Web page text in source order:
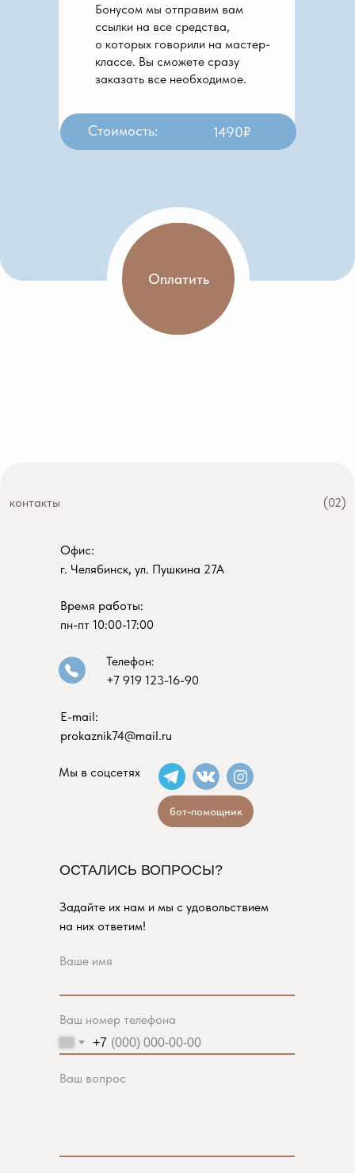
Бонусом мы отправим вам
ссылки на все средства,
о которых говорили на мастер-
классе. Вы сможете сразу
заказать все необходимое.
1490₽
Стоимость:
Оплатить
(02)
ОСТАЛИСЬ ВОПРОСЫ?
контакты
Мы в соцсетях
Задайте их нам и мы с удовольствием
на них ответим!
Офис:
г. Челябинск, ул. Пушкина 27А
Время работы:
пн-пт 10:00-17:00
Телефон:
+7 919 123-16-90
E-mail:
prokaznik74@mail.ru
Ваше имя
Ваш номер телефона
+7
Ваш вопрос
бот-помощник